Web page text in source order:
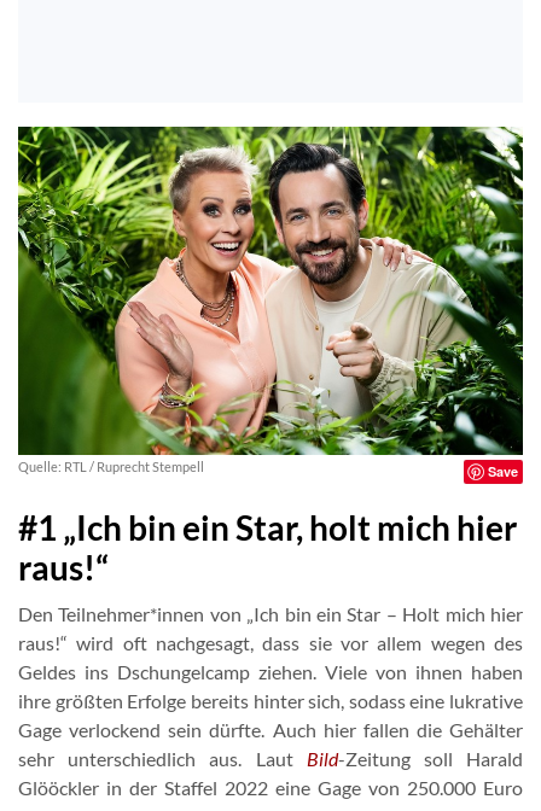
Quelle: RTL / Ruprecht Stempell Save
#1 „Ich bin ein Star, holt mich hier
raus!“
Den Teilnehmer*innen von „Ich bin ein Star – Holt mich hier
raus!“ wird oft nachgesagt, dass sie vor allem wegen des
Geldes ins Dschungelcamp ziehen. Viele von ihnen haben
ihre größten Erfolge bereits hinter sich, sodass eine lukrative
Gage verlockend sein dürfte. Auch hier fallen die Gehälter
sehr unterschiedlich aus. Laut Bild-Zeitung soll Harald
Glööckler in der Staffel 2022 eine Gage von 250.000 Euro